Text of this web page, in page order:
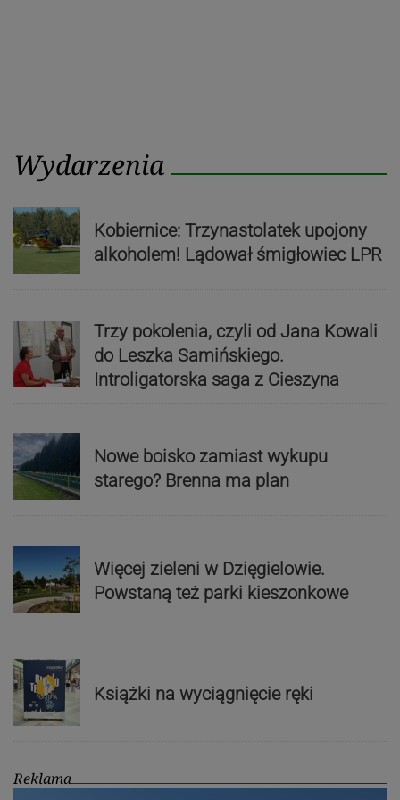
Wydarzenia
Kobiernice: Trzynastolatek upojony
alkoholem! Lądował śmigłowiec LPR
Trzy pokolenia, czyli od Jana Kowali
do Leszka Samińskiego.
Introligatorska saga z Cieszyna
Nowe boisko zamiast wykupu
starego? Brenna ma plan
Więcej zieleni w Dzięgielowie.
Powstaną też parki kieszonkowe
Książki na wyciągnięcie ręki
Reklama